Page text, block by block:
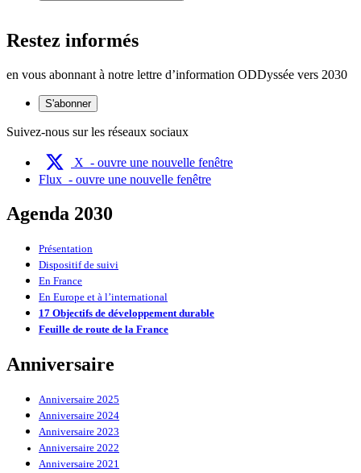
Restez informés
en vous abonnant à notre lettre d’information ODDyssée vers 2030
S'abonner
Suivez-nous sur les réseaux sociaux
X - ouvre une nouvelle fenêtre
Flux - ouvre une nouvelle fenêtre
Agenda 2030
Présentation
Dispositif de suivi
En France
En Europe et à l’international
17 Objectifs de développement durable
Feuille de route de la France
Anniversaire
Anniversaire 2025
Anniversaire 2024
Anniversaire 2023
Anniversaire 2022
Anniversaire 2021